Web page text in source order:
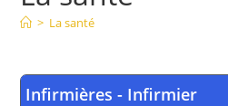
> La santé
Infirmières - Infirmier